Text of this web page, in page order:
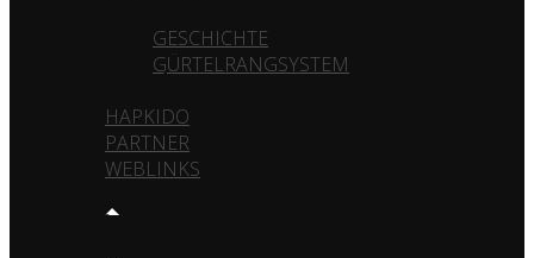
GESCHICHTE
GÜRTELRANGSYSTEM
HAPKIDO
PARTNER
WEBLINKS
NEWS